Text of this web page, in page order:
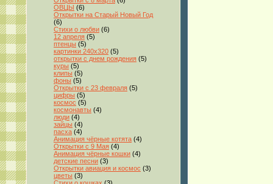
ОВЦЫ (6)
Открытки на Старый Новый Год
(6)
Стихи о любви (6)
12 апреля (5)
птенцы (5)
картинки 240x320 (5)
открытки с днем рождения (5)
куры (5)
клипы (5)
фоны (5)
Открытки с 23 февраля (5)
цифры (5)
космос (5)
космонавты (4)
люди (4)
зайцы (4)
пасха (4)
Анимация чёрные котята (4)
Открытки с 9 Мая (4)
Анимация чёрные кошки (4)
детские песни (3)
Открытки авиация и космос (3)
цветы (3)